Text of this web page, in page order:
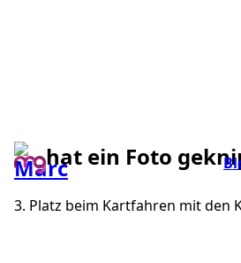
hat ein Foto
3. Platz beim Kartfahren mit den